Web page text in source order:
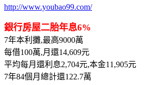
http://www.youbao99.com/
銀行房屋二胎年息6%
7年本利攤,最高9000萬
每借100萬,月還14,609元
平均每月還利息2,704元,本金11,905元
7年84個月總計還122.7萬